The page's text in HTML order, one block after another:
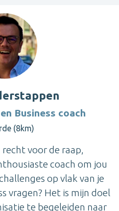
Business coach
(8km)
voor de raap,
coach om jou
op vlak van je
vragen? Het is mijn doel
te begeleiden naar